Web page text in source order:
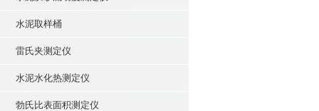
水泥取样桶
雷氏夹测定仪
水泥水化热测定仪
勃氏比表面积测定仪